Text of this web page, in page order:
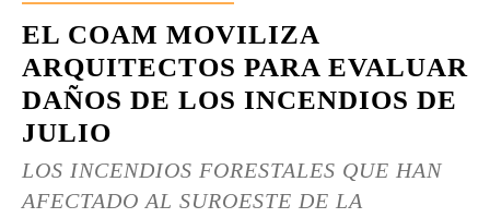
EL COAM MOVILIZA
ARQUITECTOS PARA EVALUAR
DAÑOS DE LOS INCENDIOS DE
JULIO
LOS INCENDIOS FORESTALES QUE HAN
AFECTADO AL SUROESTE DE LA